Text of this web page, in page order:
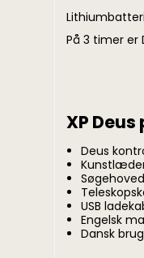
På 3 timer er
XP
Deus
USB
Engelsk
Dansk